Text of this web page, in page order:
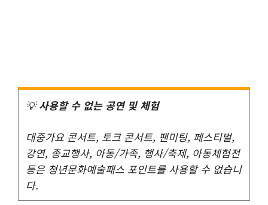
💡사용할 수 없는 공연 및 체험
대중가요 콘서트, 토크 콘서트, 팬미팅, 페스티벌,
강연, 종교행사, 아동/가족, 행사/축제, 아동체험전
등은 청년문화예술패스 포인트를 사용할 수 없습니
다.